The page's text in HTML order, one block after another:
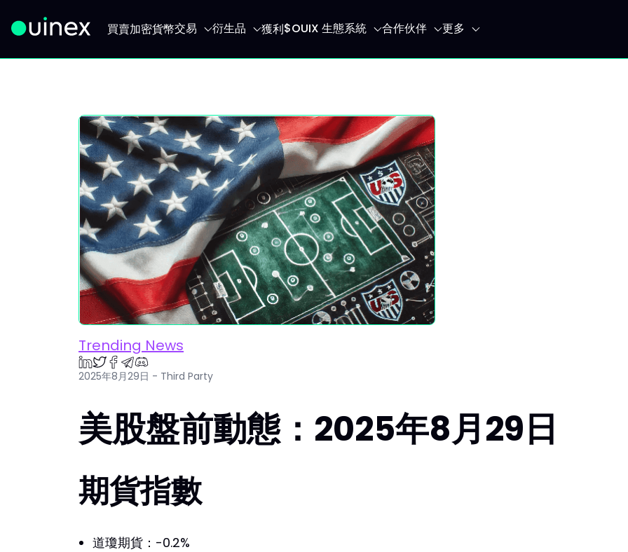
買賣加密貨幣交易 衍生品 獲利$OUIX 生態系統 合作伙伴 更多
Trending News
2025年8月29日 - Third Party
美股盤前動態：2025年8月29日
期貨指數
道瓊期貨：-0.2%